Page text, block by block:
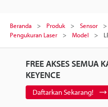
Beranda Produk Sensor
Pengukuran Laser
Model
FREE AKSES SEMUA
KEYENCE
Daftarkan Sekarang!